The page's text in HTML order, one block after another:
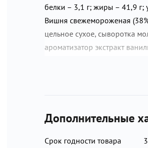
белки – 3,1 г; жиры – 41,9 г;
Вишня свежемороженая
цельное сухое, сыворотка
ароматизатор экстракт
ванили натуральный)
Дополнительные
Срок годности товара